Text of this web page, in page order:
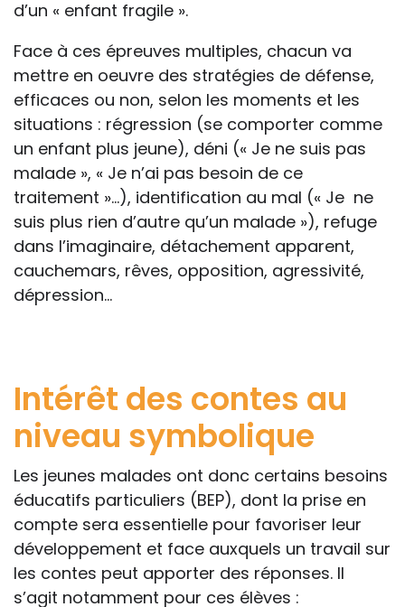
d’un « enfant fragile ».
Face à ces épreuves multiples, chacun va
mettre en oeuvre des stratégies de défense,
efficaces ou non, selon les moments et les
situations : régression (se comporter comme
un enfant plus jeune), déni (« Je ne suis pas
malade », « Je n’ai pas besoin de ce
traitement »...), identification au mal (« Je ne
suis plus rien d’autre qu’un malade »), refuge
dans l’imaginaire, détachement apparent,
cauchemars, rêves, opposition, agressivité,
dépression…
Intérêt des contes au
niveau symbolique
Les jeunes malades ont donc certains besoins
éducatifs particuliers (BEP), dont la prise en
compte sera essentielle pour favoriser leur
développement et face auxquels un travail sur
les contes peut apporter des réponses. Il
s’agit notamment pour ces élèves :